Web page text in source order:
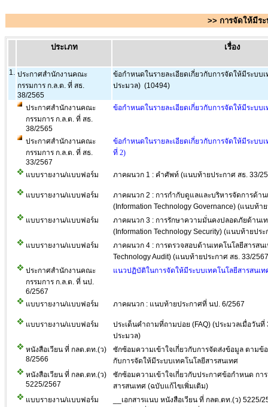
>> การจัดให้มีร
ประเภท เรื่อง
1. ประกาศสำนักงานคณะ
กรรมการ ก.ล.ต. ที่ สธ.
38/2565
ข้อกำหนดในรายละเอียดเกี่ยวกับการจัดให้มีระบบ
ประมวล) (10494)
ประกาศสำนักงานคณะ
กรรมการ ก.ล.ต. ที่ สธ.
38/2565
ข้อกำหนดในรายละเอียดเกี่ยวกับการจัดให้มีระบบ
ประกาศสำนักงานคณะ
กรรมการ ก.ล.ต. ที่ สธ.
33/2567
ข้อกำหนดในรายละเอียดเกี่ยวกับการจัดให้มีระบบ
ที่ 2)
แบบรายงาน/แบบฟอร์ม ภาคผนวก 1 : คำศัพท์ (แนบท้ายประกาศ สธ. 33/
แบบรายงาน/แบบฟอร์ม
ภาคผนวก 2 : การกำกับดูแลและบริหารจัดการด้าน
(Information Technology Governance) (แนบท้า
แบบรายงาน/แบบฟอร์ม
ภาคผนวก 3 : การรักษาความมั่นคงปลอดภัยด้านเ
(Information Technology Security) (แนบท้ายปร
แบบรายงาน/แบบฟอร์ม
ภาคผนวก 4 : การตรวจสอบด้านเทคโนโลยีสารสน
Technology Audit) (แนบท้ายประกาศ สธ. 33/
ประกาศสำนักงานคณะ
กรรมการ ก.ล.ต. ที่ นป.
6/2567
แนวปฏิบัติในการจัดให้มีระบบเทคโนโลยีสารสนเท
แบบรายงาน/แบบฟอร์ม ภาคผนวก : แนบท้ายประกาศที่ นป. 6/2567
แบบรายงาน/แบบฟอร์ม
ประเด็นคำถามที่ถามบ่อย (FAQ) (ประมวลเมื่อวัน
ประมวล)
หนังสือเวียน ที่ กลต.ตท.(ว)
8/2566
ซักซ้อมความเข้าใจเกี่ยวกับการจัดส่งข้อมูล ตามข้
กับการจัดให้มีระบบเทคโนโลยีสารสนเทศ
หนังสือเวียน ที่ กลต.ตท.(ว)
5225/2567
ซักซ้อมความเข้าใจเกี่ยวกับประกาศข้อกำหนด กา
สารสนเทศ (ฉบับแก้ไขเพิ่มเติม)
แบบรายงาน/แบบฟอร์ม
__เอกสารแนบ หนังสือเวียน ที่ กลต.ตท.(ว) 5225/